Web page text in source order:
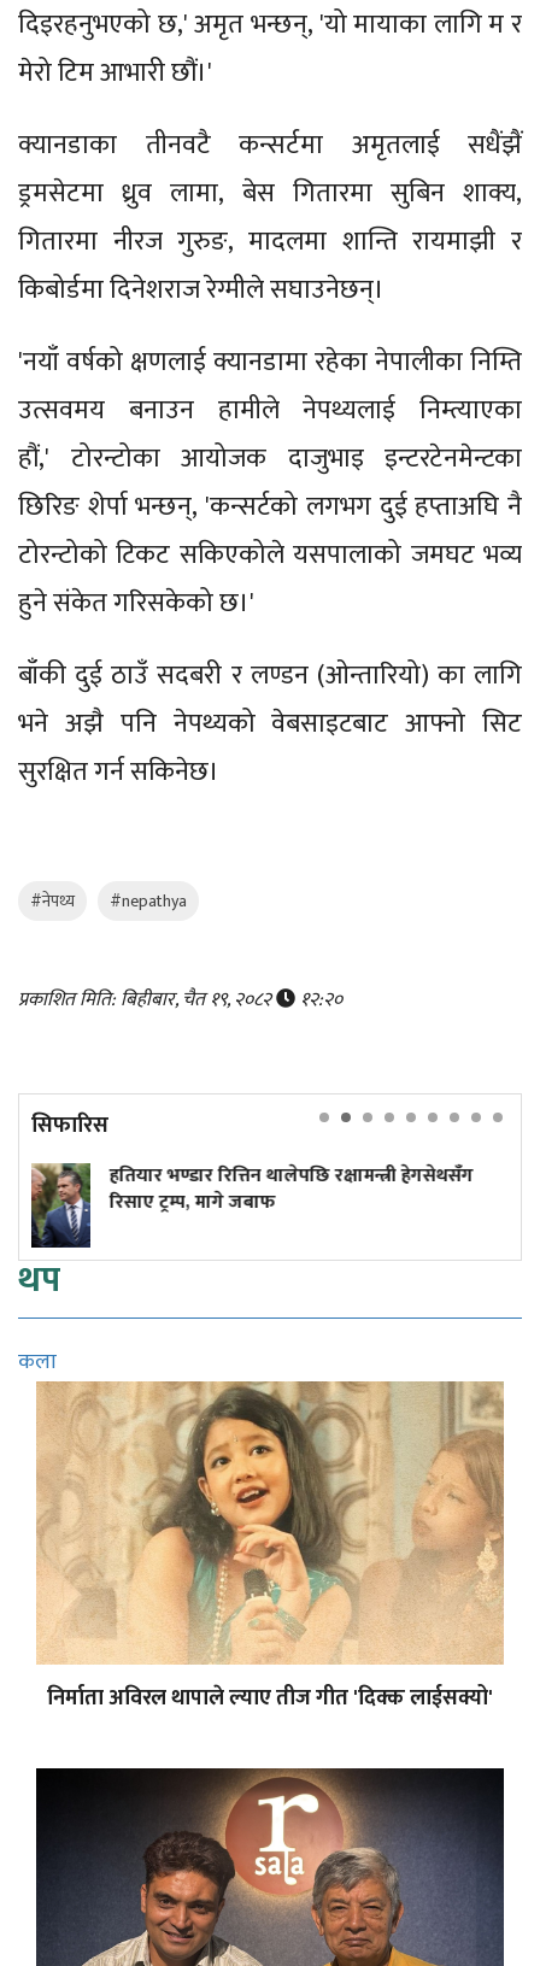
दिइरहनुभएको छ,' अमृत भन्छन्, 'यो मायाका लागि म र
मेरो टिम आभारी छौं।'
क्यानडाका तीनवटै कन्सर्टमा अमृतलाई सधैंझैं
ड्रमसेटमा ध्रुव लामा, बेस गितारमा सुबिन शाक्य,
गितारमा नीरज गुरुङ, मादलमा शान्ति रायमाझी र
किबोर्डमा दिनेशराज रेग्मीले सघाउनेछन्।
'नयाँ वर्षको क्षणलाई क्यानडामा रहेका नेपालीका निम्ति
उत्सवमय बनाउन हामीले नेपथ्यलाई निम्त्याएका
हौं,' टोरन्टोका आयोजक दाजुभाइ इन्टरटेनमेन्टका
छिरिङ शेर्पा भन्छन्, 'कन्सर्टको लगभग दुई हप्ताअघि नै
टोरन्टोको टिकट सकिएकोले यसपालाको जमघट भव्य
हुने संकेत गरिसकेको छ।'
बाँकी दुई ठाउँ सदबरी र लण्डन (ओन्तारियो) का लागि
भने अझै पनि नेपथ्यको वेबसाइटबाट आफ्नो सिट
सुरक्षित गर्न सकिनेछ।
#नेपथ्य #nepathya
प्रकाशित मिति: बिहीबार, चैत १९, २०८२ १२:२०
सिफारिस
थालेपछि रक्षामन्त्री हेगसेथसँग
लाभांश क्षमताले पनि
थप
कला
निर्माता अविरल थापाले ल्याए तीज गीत 'दिक्क लाईसक्यो'